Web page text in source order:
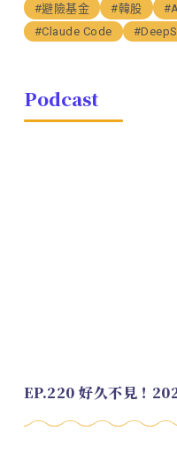
#避險基金
#韓股
#Claude Code
Podcast